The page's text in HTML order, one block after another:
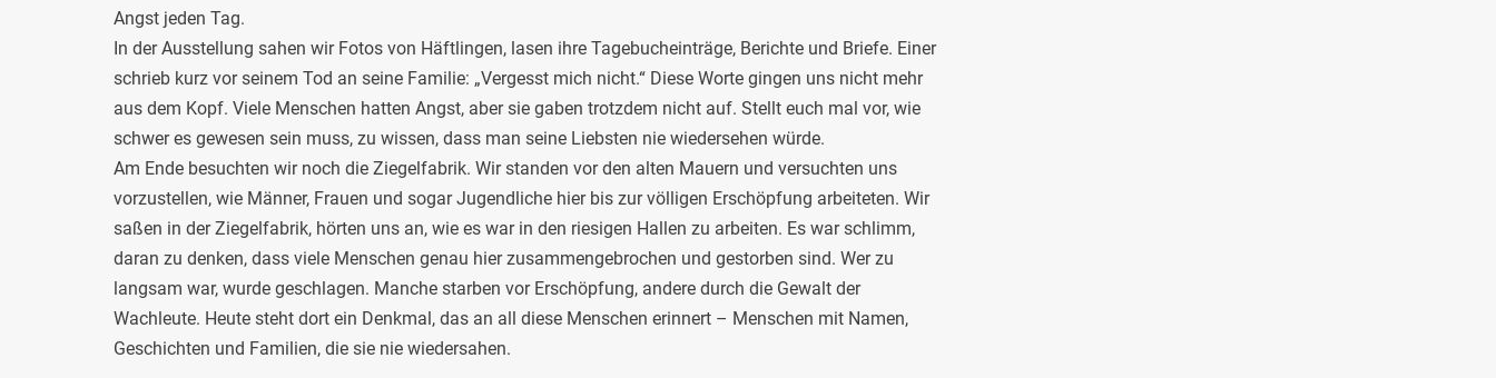
Angst jeden Tag.
In der Ausstellung sahen wir Fotos von Häftlingen, lasen ihre Tagebucheinträge, Berichte und Briefe. Einer
schrieb kurz vor seinem Tod an seine Familie: „Vergesst mich nicht.“ Diese Worte gingen uns nicht mehr
aus dem Kopf. Viele Menschen hatten Angst, aber sie gaben trotzdem nicht auf. Stellt euch mal vor, wie
schwer es gewesen sein muss, zu wissen, dass man seine Liebsten nie wiedersehen würde.
Am Ende besuchten wir noch die Ziegelfabrik. Wir standen vor den alten Mauern und versuchten uns
vorzustellen, wie Männer, Frauen und sogar Jugendliche hier bis zur völligen Erschöpfung arbeiteten. Wir
saßen in der Ziegelfabrik, hörten uns an, wie es war in den riesigen Hallen zu arbeiten. Es war schlimm,
daran zu denken, dass viele Menschen genau hier zusammengebrochen und gestorben sind. Wer zu
langsam war, wurde geschlagen. Manche starben vor Erschöpfung, andere durch die Gewalt der
Wachleute. Heute steht dort ein Denkmal, das an all diese Menschen erinnert – Menschen mit Namen,
Geschichten und Familien, die sie nie wiedersahen.